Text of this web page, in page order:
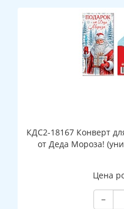
КДС2-18167 Конверт
от Деда Мороза!
Цена
−